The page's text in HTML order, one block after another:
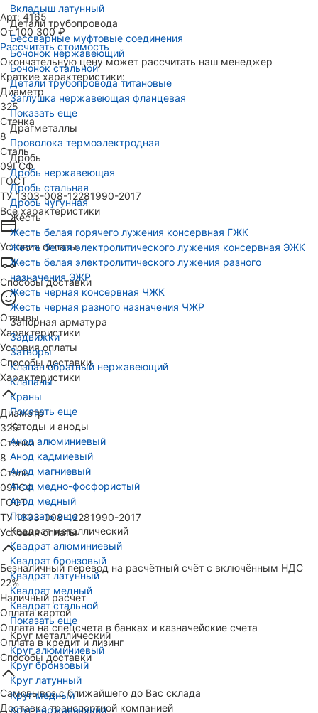
Вкладыш латунный
Детали трубопровода
Бессварные муфтовые соединения
Бочонок нержавеющий
Бочонок стальной
Детали трубопровода титановые
Заглушка нержавеющая фланцевая
Показать еще
Драгметаллы
Проволока термоэлектродная
Дробь
Дробь нержавеющая
Дробь стальная
Дробь чугунная
Жесть
Жесть белая горячего лужения консервная ГЖК
Жесть белая электролитического лужения консервная ЭЖК
Жесть белая электролитического лужения разного
назначения ЭЖР
Жесть черная консервная ЧЖК
Жесть черная разного назначения ЧЖР
Запорная арматура
Задвижки
Затворы
Клапан обратный нержавеющий
Клапаны
Краны
Показать еще
Катоды и аноды
Анод алюминиевый
Анод кадмиевый
Анод магниевый
Анод медно-фосфористый
Анод медный
Показать еще
Квадрат металлический
Квадрат алюминиевый
Квадрат бронзовый
Квадрат латунный
Квадрат медный
Квадрат стальной
Показать еще
Круг металлический
Круг алюминиевый
Круг бронзовый
Круг латунный
Круг медный
Круг нержавеющий
Арт: 4165
От 100 300 ₽
Рассчитать стоимость
Окончательную цену может рассчитать наш менеджер
Краткие характеристики:
Диаметр
325
Стенка
8
Сталь
09ГСФ
ГОСТ
ТУ 1303-008-12281990-2017
Все характеристики
Условия оплаты
Способы доставки
Отзывы
Характеристики
Условия оплаты
Способы доставки
Характеристики
Диаметр
325
Стенка
8
Сталь
09ГСФ
ГОСТ
ТУ 1303-008-12281990-2017
Условия оплаты
Безналичный перевод на расчётный счёт с включённым НДС
22%
Наличный расчет
Оплата картой
Оплата на спецсчета в банках и казначейские счета
Оплата в кредит и лизинг
Способы доставки
Самовывоз с ближайшего до Вас склада
Доставка транспортной компанией